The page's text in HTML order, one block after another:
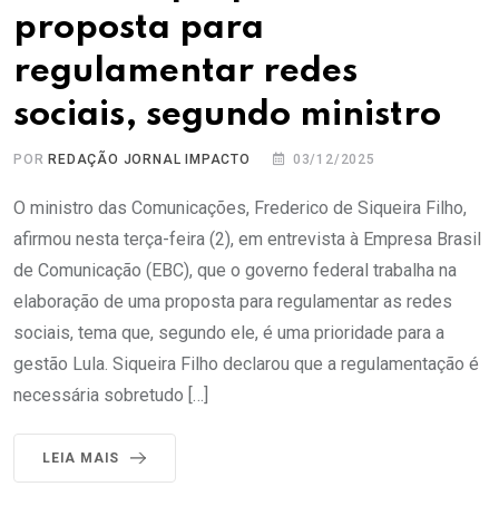
proposta para
regulamentar redes
sociais, segundo ministro
PORREDAÇÃO JORNAL IMPACTO 03/12/2025
O ministro das Comunicações, Frederico de Siqueira Filho,
afirmou nesta terça-feira (2), em entrevista à Empresa Brasil
de Comunicação (EBC), que o governo federal trabalha na
elaboração de uma proposta para regulamentar as redes
sociais, tema que, segundo ele, é uma prioridade para a
gestão Lula. Siqueira Filho declarou que a regulamentação é
necessária sobretudo […]
LEIA MAIS